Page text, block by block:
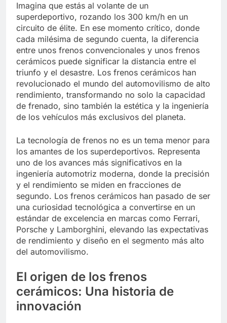
Imagina que estás al volante de un
superdeportivo, rozando los 300 km/h en un
circuito de élite. En ese momento crítico, donde
cada milésima de segundo cuenta, la diferencia
entre unos frenos convencionales y unos frenos
cerámicos puede significar la distancia entre el
triunfo y el desastre. Los frenos cerámicos han
revolucionado el mundo del automovilismo de alto
rendimiento, transformando no solo la capacidad
de frenado, sino también la estética y la ingeniería
de los vehículos más exclusivos del planeta.
La tecnología de frenos no es un tema menor para
los amantes de los superdeportivos. Representa
uno de los avances más significativos en la
ingeniería automotriz moderna, donde la precisión
y el rendimiento se miden en fracciones de
segundo. Los frenos cerámicos han pasado de ser
una curiosidad tecnológica a convertirse en un
estándar de excelencia en marcas como Ferrari,
Porsche y Lamborghini, elevando las expectativas
de rendimiento y diseño en el segmento más alto
del automovilismo.
El origen de los frenos
cerámicos: Una historia de
innovación